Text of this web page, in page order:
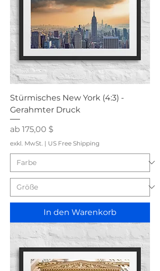
Stürmisches New York (4:3) -
Gerahmter Druck
ab 175,00 $
Sale-Preis
exkl. MwSt. | US Free Shipping
In den Warenkorb